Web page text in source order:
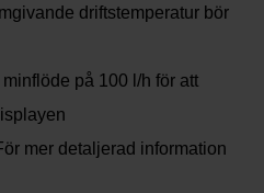
driftstemperatur bör
på 100 l/h för att
mer detaljerad information